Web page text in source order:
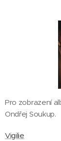
Pro zobrazení
Ondřej Soukup.
Vigilie